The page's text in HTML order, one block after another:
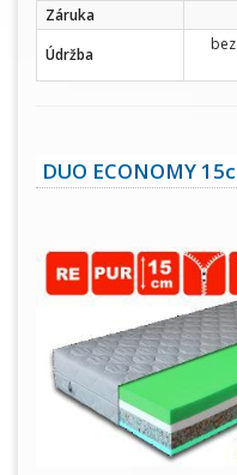
Záruka
Údržba
DUO ECONOMY